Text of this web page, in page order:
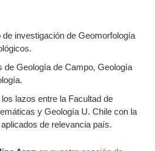
investigación de Geomorfología
de Geología de Campo, Geología
lazos entre la Facultad de
y Geología U. Chile con la
de relevancia país.